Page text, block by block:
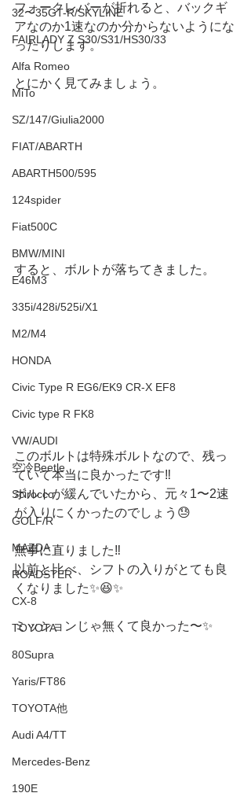
32〜35GT-R/SKYLINE
FAIRLADY Z S30/S31/HS30/33
Alfa Romeo
MiTo
SZ/147/Giulia2000
FIAT/ABARTH
ABARTH500/595
124spider
Fiat500C
BMW/MINI
E46M3
335i/428i/525i/X1
M2/M4
HONDA
Civic Type R EG6/EK9 CR-X EF8
Civic type R FK8
VW/AUDI
空冷Beetle
Scirocco
GOLF/R
MAZDA
ROADSTER
CX-8
TOYOTA
80Supra
Yaris/FT86
TOYOTA他
Audi A4/TT
Mercedes-Benz
190E
フォークレバーが折れると、バックギ
アなのか1速なのか分からないようにな
ったりします。
とにかく見てみましょう。
すると、ボルトが落ちてきました。
このボルトは特殊ボルトなので、残っ
ていて本当に良かったです‼️
ボルトが緩んでいたから、元々1〜2速
が入りにくかったのでしょう😓
無事に直りました‼️
以前と比べ、シフトの入りがとても良
くなりました✨😆✨
ミッションじゃ無くて良かった〜✨